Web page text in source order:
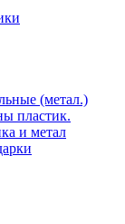
(метал.)
пластик.
и метал